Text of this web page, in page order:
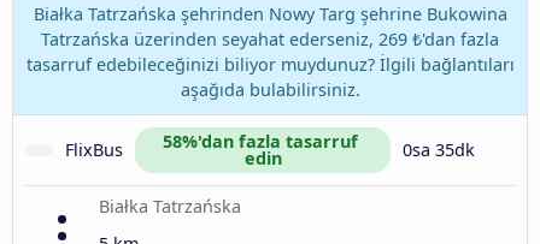
Białka Tatrzańska şehrinden Nowy Targ şehrine Bukowina
Tatrzańska üzerinden seyahat ederseniz, 269 ₺'dan fazla
tasarruf edebileceğinizi biliyor muydunuz? İlgili bağlantıları
aşağıda bulabilirsiniz.
FlixBus 58%'dan fazla tasarruf
edin 0sa 35dk
Białka Tatrzańska